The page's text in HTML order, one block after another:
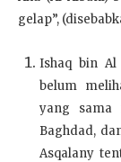
gelap”,
Ishaq bin Al
belum
yang sama
Baghdad,
Asqalany